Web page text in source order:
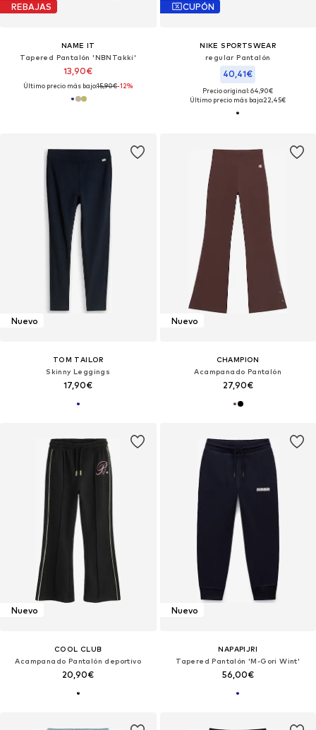
REBAJAS
NAME IT
Tapered Pantalón 'NBNTakki'
13,90€
Último precio más bajo:15,90€-12%
CUPÓN
NIKE SPORTSWEAR
regular Pantalón
40,41€
Precio original: 64,90€
Último precio más bajo:22,45€
Nuevo
TOM TAILOR
Skinny Leggings
17,90€
Nuevo
CHAMPION
Acampanado Pantalón
27,90€
Nuevo
COOL CLUB
Acampanado Pantalón deportivo
20,90€
Nuevo
NAPAPIJRI
Tapered Pantalón 'M-Gori Wint'
56,00€